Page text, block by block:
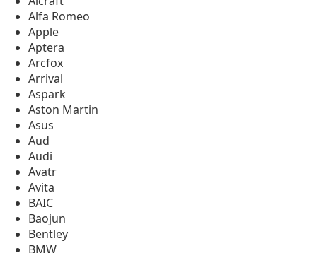
Alfa Romeo
Apple
Aptera
Arcfox
Arrival
Aspark
Aston Martin
Asus
Aud
Audi
Avatr
Avita
BAIC
Baojun
Bentley
BMW